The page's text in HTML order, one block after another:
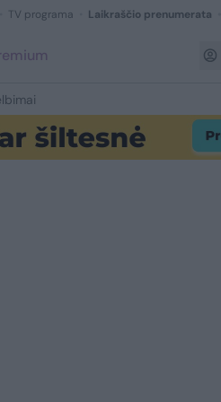
TV programa Laikraščio prenumerata